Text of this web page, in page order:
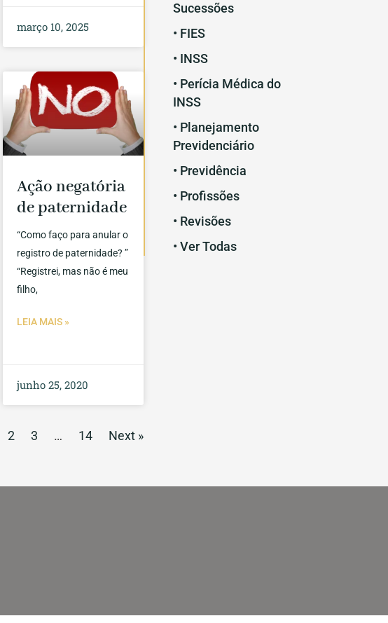
março 10, 2025
Ação negatória
de paternidade
“Como faço para anular o
registro de paternidade? ”
“Registrei, mas não é meu
filho,
LEIA MAIS »
junho 25, 2020
2 3 … 14 Next »
Sucessões
• FIES
• INSS
• Perícia Médica do
INSS
• Planejamento
Previdenciário
• Previdência
• Profissões
• Revisões
• Ver Todas